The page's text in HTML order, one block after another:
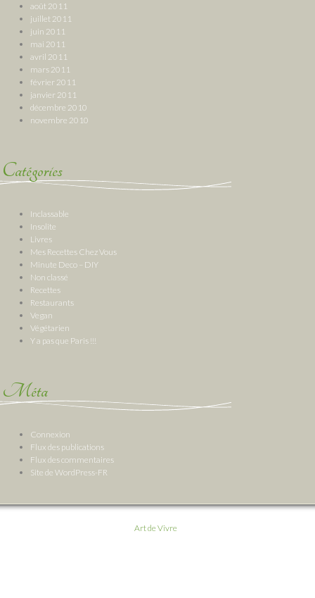
août 2011
juillet 2011
juin 2011
mai 2011
avril 2011
mars 2011
février 2011
janvier 2011
décembre 2010
novembre 2010
Catégories
Inclassable
Insolite
Livres
Mes Recettes Chez Vous
Minute Deco – DIY
Non classé
Recettes
Restaurants
Vegan
Végétarien
Y a pas que Paris !!!
Méta
Connexion
Flux des publications
Flux des commentaires
Site de WordPress-FR
Art de Vivre